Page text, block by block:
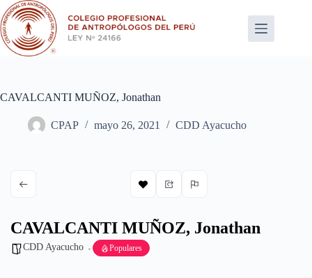
Saltar
al
contenido
CAVALCANTI MUÑOZ, Jonathan
CPAP mayo 26, 2021 CDD Ayacucho
CAVALCANTI MUÑOZ, Jonathan
CDD Ayacucho Populares